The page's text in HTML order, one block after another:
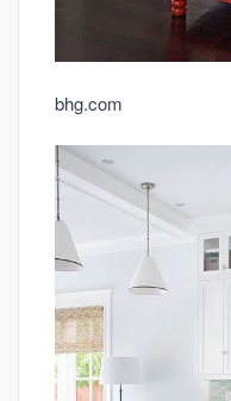
bhg.com